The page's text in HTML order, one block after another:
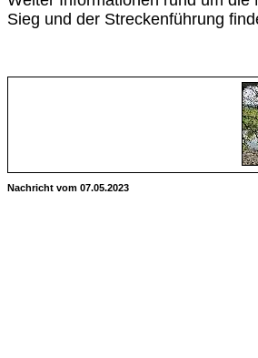
Sieg und der Streckenführung
Nachricht vom 07.05.2023